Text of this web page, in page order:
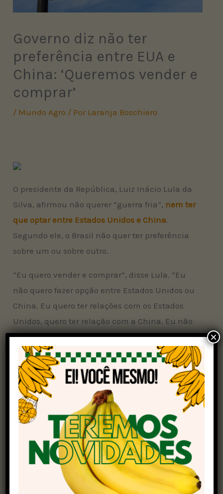
Governo diz não ter
preferência entre EUA e
China: ‘Queremos vender e
comprar’
/ Mundo Agro / Por Laranja Boschiero
O presidente da República, Luiz Inácio Lula da
Silva, afirmou não querer “guerra fria”, nem ter
que optar entre Estados Unidos e China.
Segundo ele, o Brasil não quer ter preferência
sobre um ou sobre outro.
“Eu quero vender e comprar”, disse Lula. “Eu
não quero fazer opção entre Estados Unidos ou
China. Eu quero ter relações com os Estados
Unidos, quero ter relação com a China. Eu não
quero ter preferência sobre um ou sobre outro.
Quem tem que ter preferência são os meus
empresários que querem negociar”, afirmou, em
declaração à imprensa nesta terça-feira (22), ao
lado do presidente do Chile, Gabriel Boric.
“Eu quero vender e comprar, fazer parceria”,
completou o chefe do Executivo brasileiro. “Na
hora que você tem um presidente da República
de um país importante, como os Estados Unidos,
que resolve estabelecer a discussão favorável à
×